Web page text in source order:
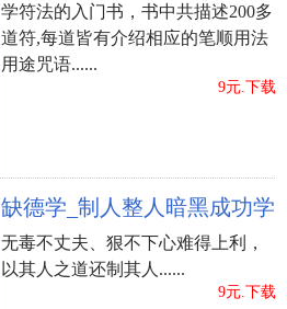
学符法的入门书，书中共描述200多
道符,每道皆有介绍相应的笔顺用法
用途咒语......
9元.下载
缺德学_制人整人暗黑成功学
无毒不丈夫、狠不下心难得上利，
以其人之道还制其人......
9元.下载